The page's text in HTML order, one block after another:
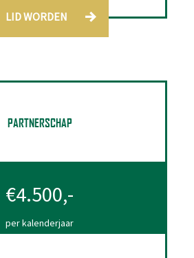
LID WORDEN
PARTNERSCHAP
€4.500,-
per kalenderjaar